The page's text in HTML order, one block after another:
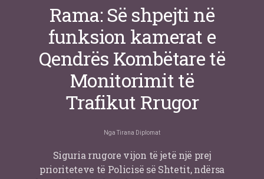
Rama: Së shpejti në
funksion kamerat e
Qendrës Kombëtare të
Monitorimit të
Trafikut Rrugor
Nga Tirana Diplomat
Siguria rrugore vijon të jetë një prej
prioriteteve të Policisë së Shtetit, ndërsa